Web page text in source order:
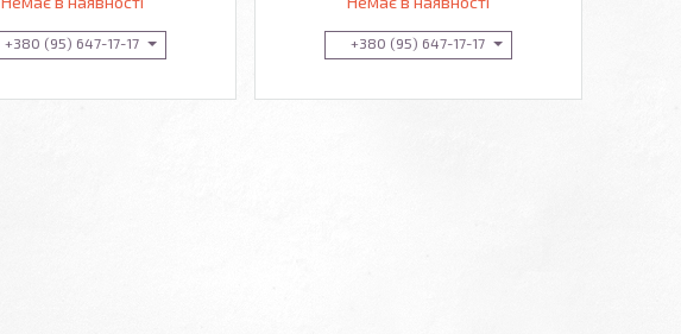
+380 (95) 647-17-17 +380 (95) 647-17-17